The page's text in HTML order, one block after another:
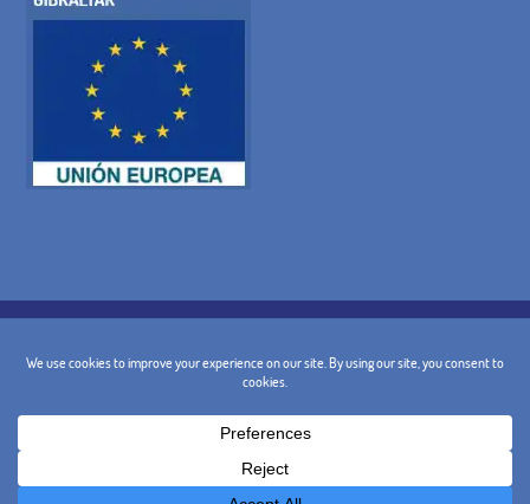
AVISO LEGAL
CONDIÇÕES GERAIS
POLÍTICA DE CANCELAMENTO
@ 2024 - Design e Marketing: